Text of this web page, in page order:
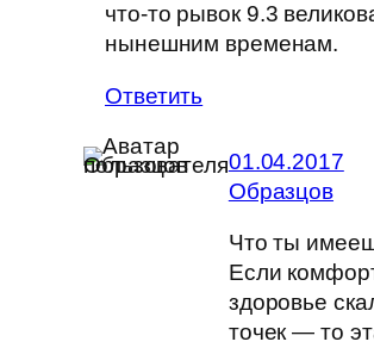
что-то рывок 9.3
нынешним временам.
Ответить
01.04.2017
Образцов
Что ты
Если
здоровье
точек — то